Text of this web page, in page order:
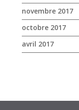
novembre 2017
octobre 2017
avril 2017